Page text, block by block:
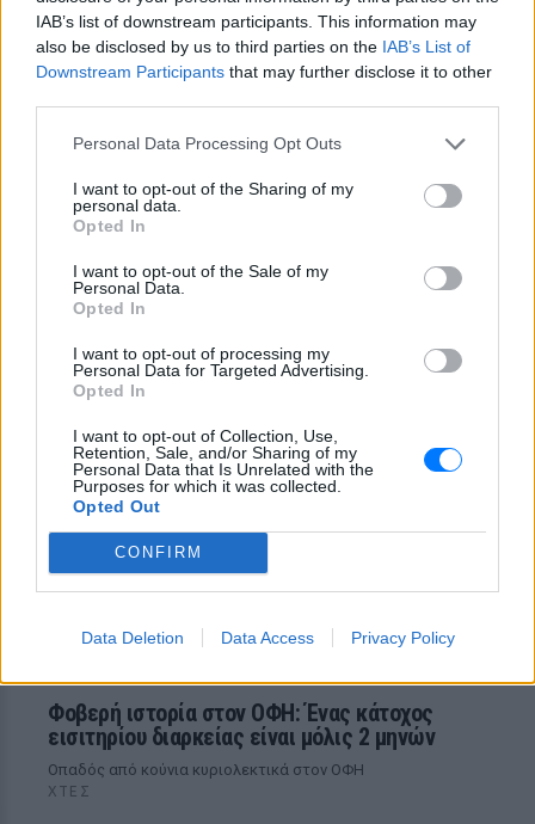
IAB’s list of downstream participants. This information may
also be disclosed by us to third parties on the IAB’s List of
Downstream Participants that may further disclose it to other
Personal Data Processing Opt Outs
I want to opt-out of the Sharing of my
personal data.
Opted In
I want to opt-out of the Sale of my
Personal Data.
Opted In
I want to opt-out of processing my
Personal Data for Targeted Advertising.
Opted In
I want to opt-out of Collection, Use,
Retention, Sale, and/or Sharing of my
Personal Data that Is Unrelated with the
Purposes for which it was collected.
Opted Out
CONFIRM
Data Deletion Data Access Privacy Policy
δηλητηρίαση και μοιράστηκε με τους
followers της στο Instagram τις δύσκολες
ώρες που πέρασε.
Η Γαρυφαλλιά Καληφώνη στην
Πάρο με μαύρο μπικίνι ‑ δείτε
τις πόζες της
Το μοντέλο μοιράστηκε φωτογραφίες
Ατύχημα για τον Ιβάν Σβιτάιλο
ΧΤΕΣ
θάρρους
Φοβερή ιστορία στον ΟΦΗ: Ένας κάτοχος
εισιτηρίου διαρκείας είναι μόλις 2 μηνών
Οπαδός από κούνια κυριολεκτικά στον ΟΦΗ
ΧΤΕΣ